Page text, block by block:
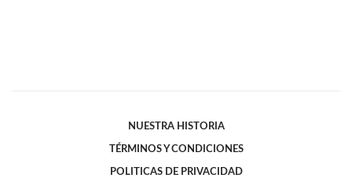
NUESTRA HISTORIA
TÉRMINOS Y CONDICIONES
POLITICAS DE PRIVACIDAD